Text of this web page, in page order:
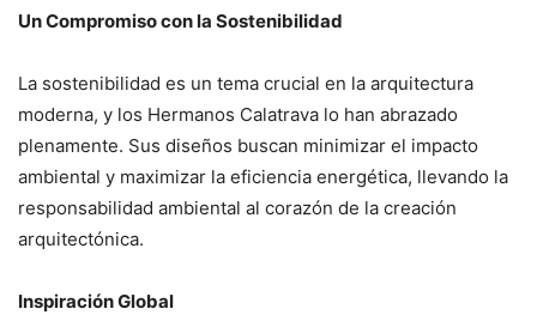
Un Compromiso con la Sostenibilidad
La sostenibilidad es un tema crucial en la arquitectura
moderna, y los Hermanos Calatrava lo han abrazado
plenamente. Sus diseños buscan minimizar el impacto
ambiental y maximizar la eficiencia energética, llevando la
responsabilidad ambiental al corazón de la creación
arquitectónica.
Inspiración Global